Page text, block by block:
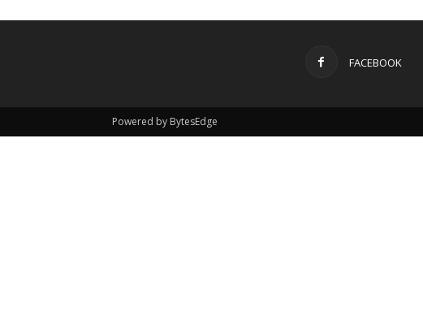
FACEBOOK
Powered by BytesEdge